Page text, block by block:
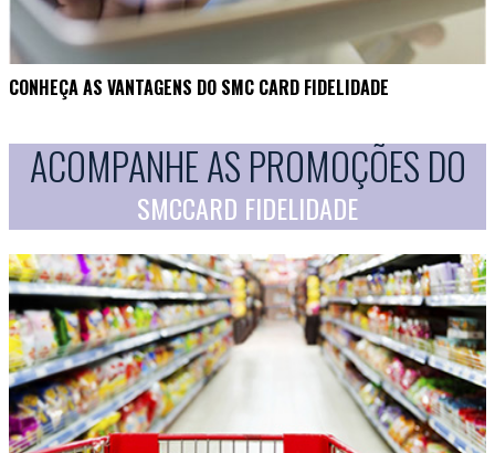
CONHEÇA AS VANTAGENS DO SMC CARD FIDELIDADE
ACOMPANHE AS PROMOÇÕES DO
SMCCARD FIDELIDADE